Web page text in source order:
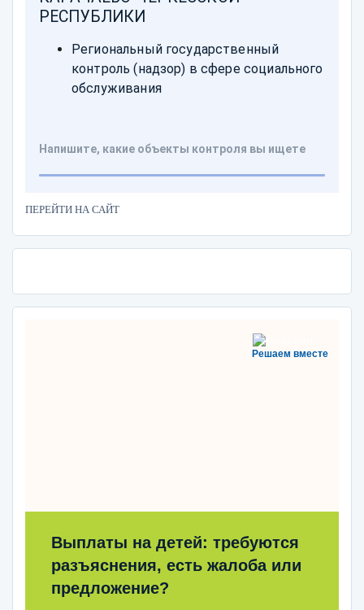
ПЕРЕЙТИ НА САЙТ
Решаем вместе
Выплаты на детей: требуются
разъяснения, есть жалоба или
предложение?